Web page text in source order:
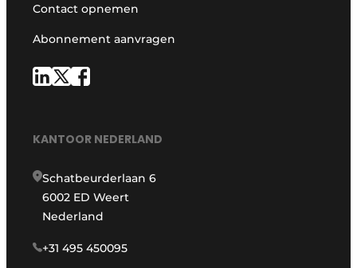
Contact opnemen
Abonnement aanvragen
KANTOOR NEDERLAND
Schatbeurderlaan 6
6002 ED Weert
Nederland
+31 495 450095